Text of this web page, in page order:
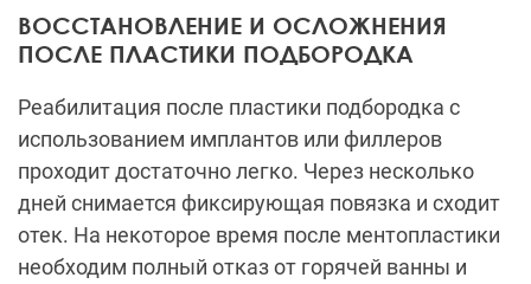
ВОССТАНОВЛЕНИЕ И ОСЛОЖНЕНИЯ
ПОСЛЕ ПЛАСТИКИ ПОДБОРОДКА
Реабилитация после пластики подбородка с
использованием имплантов или филлеров
проходит достаточно легко. Через несколько
дней снимается фиксирующая повязка и сходит
отек. На некоторое время после ментопластики
необходим полный отказ от горячей ванны и